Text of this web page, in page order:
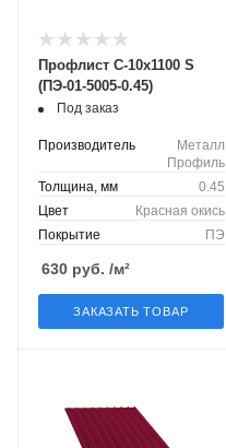
Профлист С-10х1100 S
(ПЭ-01-5005-0.45)
Под заказ
Производитель
Металл
Профиль
Толщина, мм
0.45
Цвет
Красная окись
Покрытие
ПЭ
630 руб. /м²
ЗАКАЗАТЬ ТОВАР